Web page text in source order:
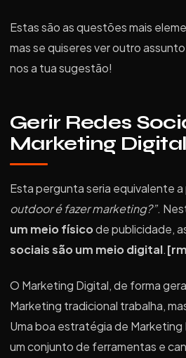
Estas são as questões mais
mas se quiseres ver outro
nos a tua sugestão!
Gerir Redes
Marketing
Esta pergunta seria equivalente
outdoor é fazer marketing?”.
um meio físicode publicidade,
sociais são um meio digital.
O Marketing Digital, de forma
Marketing tradicional trabalha,
Uma boa estratégia de
um conjunto de ferramentas e